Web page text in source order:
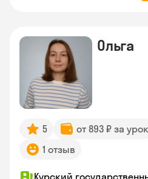
Ольга
5 от 893 ₽ за урок
1 отзыв
Курский